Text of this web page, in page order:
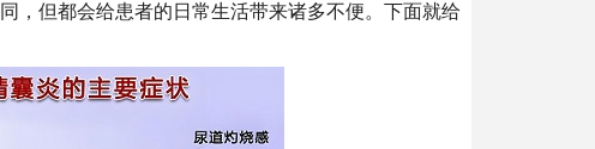
，但都会给患者的日常生活带来诸多不便。下面就给